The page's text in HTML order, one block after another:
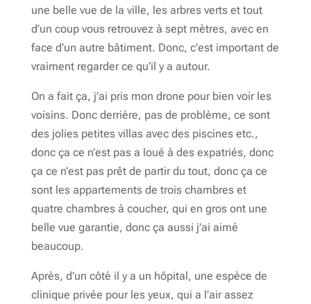
une belle vue de la ville, les arbres verts et tout
d’un coup vous retrouvez à sept mètres, avec en
face d’un autre bâtiment. Donc, c’est important de
vraiment regarder ce qu’il y a autour.
On a fait ça, j’ai pris mon drone pour bien voir les
voisins. Donc derrière, pas de problème, ce sont
des jolies petites villas avec des piscines etc.,
donc ça ce n’est pas a loué à des expatriés, donc
ça ce n’est pas prêt de partir du tout, donc ça ce
sont les appartements de trois chambres et
quatre chambres à coucher, qui en gros ont une
belle vue garantie, donc ça aussi j’ai aimé
beaucoup.
Après, d’un côté il y a un hôpital, une espèce de
clinique privée pour les yeux, qui a l’air assez